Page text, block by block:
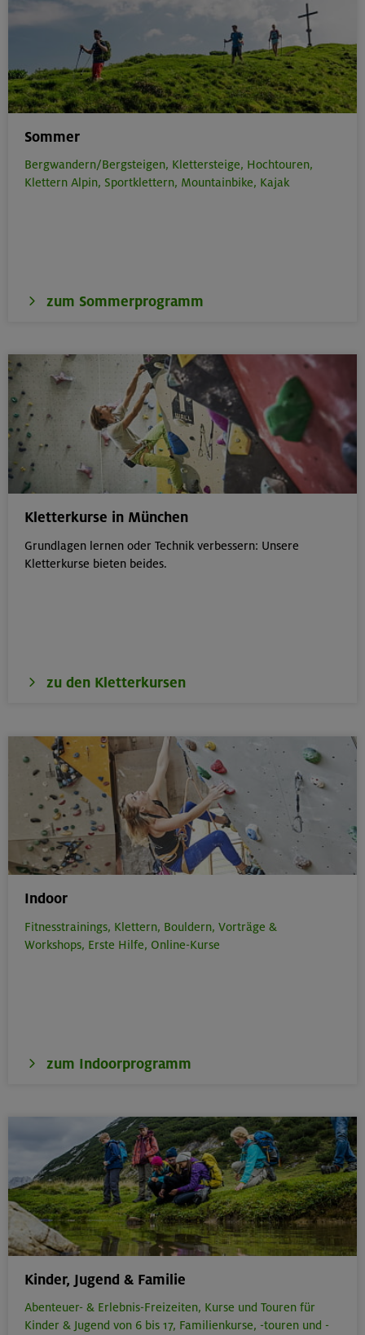
Sommer
Bergwandern/Bergsteigen, Klettersteige, Hochtouren,
Klettern Alpin, Sportklettern, Mountainbike, Kajak
zum Sommerprogramm
Kletterkurse in München
Grundlagen lernen oder Technik verbessern: Unsere
Kletterkurse bieten beides.
zu den Kletterkursen
Indoor
Fitnesstrainings, Klettern, Bouldern, Vorträge &
Workshops, Erste Hilfe, Online-Kurse
zum Indoorprogramm
Kinder, Jugend & Familie
Abenteuer- & Erlebnis-Freizeiten, Kurse und Touren für
Kinder & Jugend von 6 bis 17, Familienkurse, -touren und -